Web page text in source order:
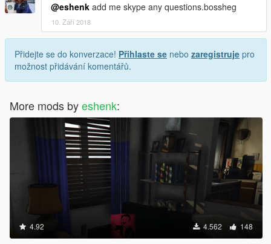
@eshenk add me skype any questions.bossheg
10. Září 2018
Přidejte se do konverzace! Přihlaste se nebo zaregistruje pro
možnost přidávání komentářů.
More mods byeshenk:
4.92 4.562 148